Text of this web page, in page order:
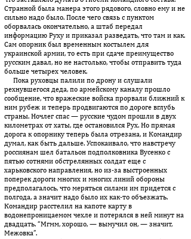
Странной была манера этого рядового, словно ему и не
сильно надо было. После чего связь с пунктом
оборвалась окончательно, а штаб передал
информацию Руху и приказал разведать, что там и как.
Сам опорник был временным костылем для
украинской армии, то есть при сдаче преимущество
русским давал, но не настолько, чтобы отправить туда
больше четырех человек.
Пока руховцы палили по дрону и слушали
рехнувшегося деда, по армейскому каналу прошло
сообщение, что вражеские войска прорвали ближний к
ним рубеж и теперь продвигаются по дороге вглубь
страны. Ночлег спас — русские чудом прошли в двух
километрах от хаты, где остановился Рух. Но прямая
дорога к опорнику теперь была отрезана, и Командир
думал, как быть дальше. Успокаивало, что навстречу
россиянам шел батальон подполковника Вусенко с
пятью сотнями обстрелянных солдат еще с
харьковского направления, но из-за выстроенных
поперек дороги многих и многих линий обороны
предполагалось, что меряться силами им придется с
полгода, а значит надо было их как-то объезжать.
Командир расстелил на капоте карту в
водонепроницаемом чехле и потерялся в ней минут на
двадцать. “Мгмм, хорошо, — вымучил он, — значит,
Межовка”.